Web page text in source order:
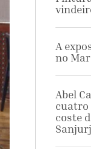
A
no
Abel
cuatro
coste